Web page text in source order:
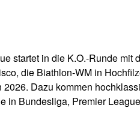
startet in die K.O.-Runde mit
die Biathlon-WM in
Dazu kommen
in Bundesliga, Premier